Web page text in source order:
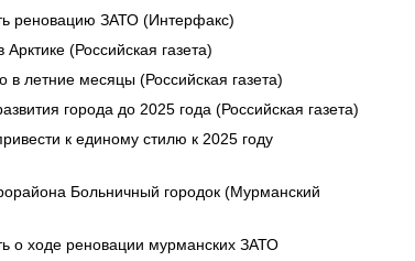
реновацию ЗАТО (Интерфакс)
(Российская газета)
в летние месяцы (Российская газета)
города до 2025 года (Российская газета)
к единому стилю к 2025 году
Больничный городок (Мурманский
о ходе реновации мурманских ЗАТО